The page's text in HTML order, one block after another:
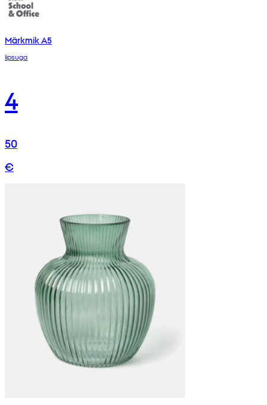
Märkmik A5
lipsuga
4
50
€